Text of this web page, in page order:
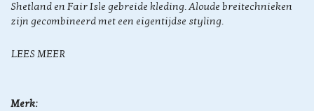
Shetland en Fair Isle gebreide kleding. Aloude breitechnieken
zijn gecombineerd met een eigentijdse styling.
LEES MEER
Merk: